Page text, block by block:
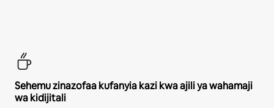
Sehemu zinazofaa kufanyia kazi kwa ajili ya wahamaji
wa kidijitali